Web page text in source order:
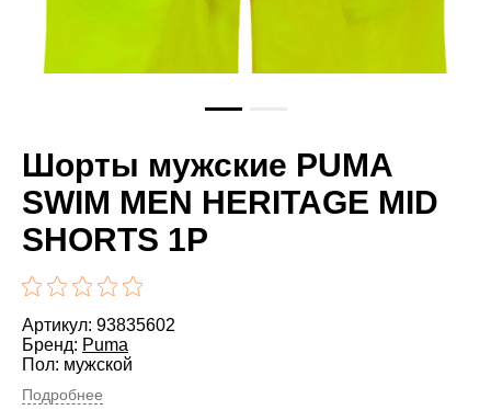
Шорты мужские PUMA
SWIM MEN HERITAGE MID
SHORTS 1P
Артикул: 93835602
Бренд: Puma
Пол: мужской
Подробнее